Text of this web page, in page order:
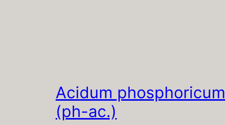
Acidum phosphoricum
(ph-ac.)